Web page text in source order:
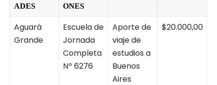
ADES
ONES
Aguará
Grande
Escuela de
Jornada
Completa
Nº 6276
Aporte de
viaje de
estudios a
Buenos
Aires
$20.000,00